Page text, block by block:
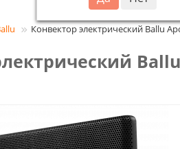
Конвектор электрический Ballu